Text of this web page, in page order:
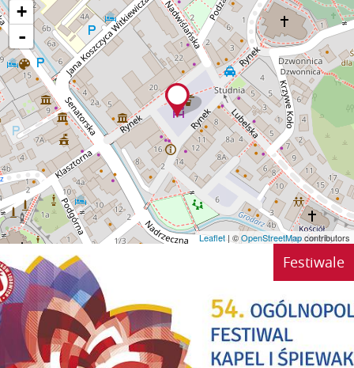
+
-
Leaflet | ©OpenStreetMapcontributors
Festiwale